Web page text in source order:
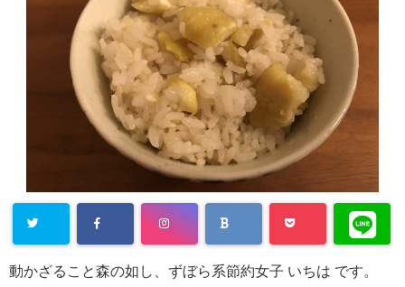
動かざること森の如し、ずぼら系節約女子 いちは です。